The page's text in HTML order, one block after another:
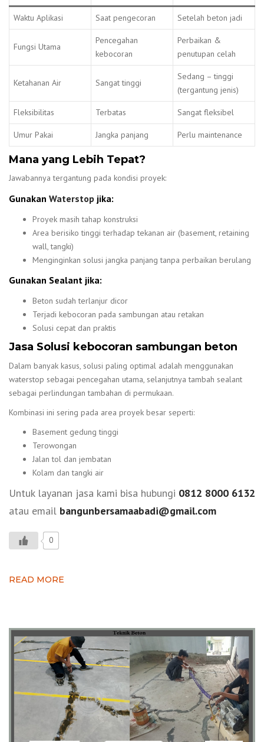
Waktu Aplikasi Saat pengecoran Setelah beton jadi
Fungsi Utama
Pencegahan
kebocoran
Perbaikan &
penutupan celah
Ketahanan Air Sangat tinggi
Sedang – tinggi
(tergantung jenis)
Fleksibilitas Terbatas Sangat fleksibel
Umur Pakai Jangka panjang Perlu maintenance
Mana yang Lebih Tepat?
Jawabannya tergantung pada kondisi proyek:
Gunakan Waterstop jika:
Proyek masih tahap konstruksi
Area berisiko tinggi terhadap tekanan air (basement, retaining
wall, tangki)
Menginginkan solusi jangka panjang tanpa perbaikan berulang
Gunakan Sealant jika:
Beton sudah terlanjur dicor
Terjadi kebocoran pada sambungan atau retakan
Solusi cepat dan praktis
Jasa Solusi kebocoran sambungan beton
Dalam banyak kasus, solusi paling optimal adalah menggunakan
waterstop sebagai pencegahan utama, selanjutnya tambah sealant
sebagai perlindungan tambahan di permukaan.
Kombinasi ini sering pada area proyek besar seperti:
Basement gedung tinggi
Terowongan
Jalan tol dan jembatan
Kolam dan tangki air
Untuk layanan jasa kami bisa hubungi 0812 8000 6132
atau email bangunbersamaabadi@gmail.com
0
READ MORE